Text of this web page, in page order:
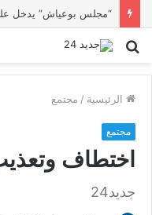
بحث
الرئيسية / مجتمع
مجتمع
اختطاف
جديد24